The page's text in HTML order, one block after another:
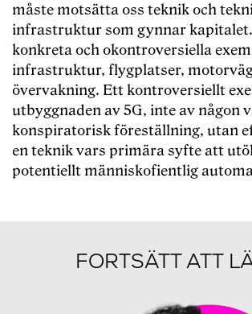
måste motsätta oss teknik och
infrastruktur som gynnar
konkreta och okontroversiella
infrastruktur, flygplatser,
övervakning. Ett kontroversiellt
utbyggnaden av 5G, inte av någon
konspiratorisk föreställning, utan
en teknik vars primära syfte att
potentiellt människofientlig
FORTSÄTT ATT